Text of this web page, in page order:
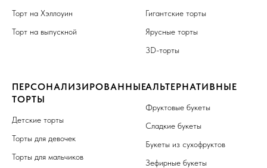
Торт на Хэллоуин
Торт на выпускной
Гигантские торты
Ярусные торты
3D-торты
ПЕРСОНАЛИЗИРОВАННЫЕ
ТОРТЫ
Детские торты
Торты для девочек
Торты для мальчиков
АЛЬТЕРНАТИВНЫЕ
Фруктовые букеты
Сладкие букеты
Букеты из сухофруктов
Зефирные букеты